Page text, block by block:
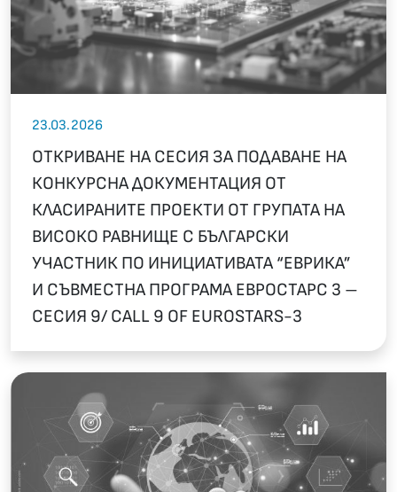
23.03.2026
ОТКРИВАНЕ НА СЕСИЯ ЗА ПОДАВАНЕ НА
КОНКУРСНА ДОКУМЕНТАЦИЯ ОТ
КЛАСИРАНИТЕ ПРОЕКТИ ОТ ГРУПАТА НА
ВИСОКО РАВНИЩЕ С БЪЛГАРСКИ
УЧАСТНИК ПО ИНИЦИАТИВАТА “ЕВРИКА”
И СЪВМЕСТНА ПРОГРАМА ЕВРОСТАРС 3 –
СЕСИЯ 9/ CALL 9 OF EUROSTARS-3